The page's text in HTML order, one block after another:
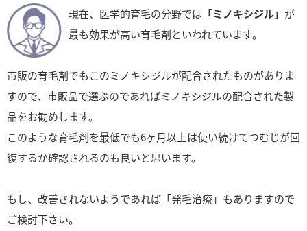
現在、医学的育毛の分野では 「ミノキシジル」 が
最も効果が高い育毛剤といわれています。
市販の育毛剤でもこのミノキシジルが配合されたものがありま
すので、市販品で選ぶのであればミノキシジルの配合された製
品をお勧めします。
このような育毛剤を最低でも6ヶ月以上は使い続けてつむじが回
復するか確認されるのも良いと思います。
もし、改善されないようであれば「発毛治療」もありますので
ご検討下さい。